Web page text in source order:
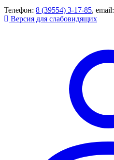
Телефон: 8 (39554) 3-17-85, email:
Версия для слабовидящих